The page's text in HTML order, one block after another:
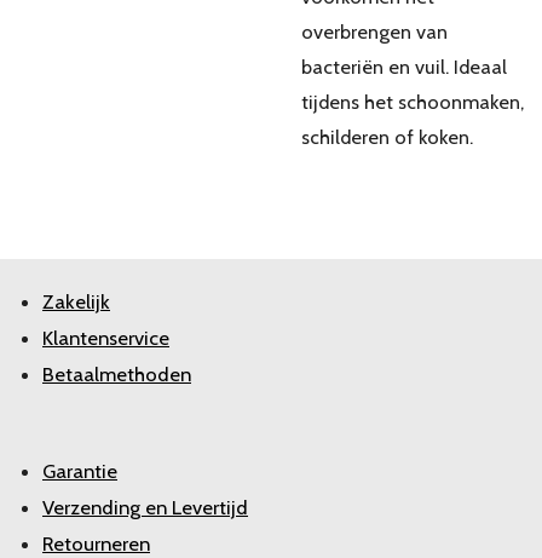
overbrengen van
bacteriën en vuil. Ideaal
tijdens het schoonmaken,
schilderen of koken.
Zakelijk
Klantenservice
Betaalmethoden
Garantie
Verzending en Levertijd
Retourneren